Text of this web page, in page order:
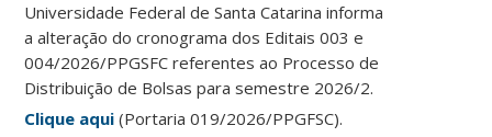
Universidade Federal de Santa Catarina informa
a alteração do cronograma dos Editais 003 e
004/2026/PPGSFC referentes ao Processo de
Distribuição de Bolsas para semestre 2026/2.
Clique aqui (Portaria 019/2026/PPGFSC).